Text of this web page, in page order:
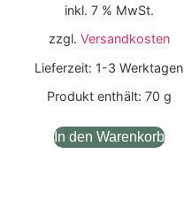
inkl. 7 % MwSt.
zzgl. Versandkosten
Lieferzeit: 1-3 Werktagen
Produkt enthält: 70 g
In den Warenkorb